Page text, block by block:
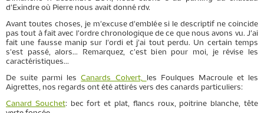
d'Exindre où Pierre nous avait donné rdv.
Avant toutes choses, je m'excuse d'emblée si le descriptif ne coincide
pas tout à fait avec l'ordre chronologique de ce que nous avons vu. J'ai
fait une fausse manip sur l'ordi et j'ai tout perdu. Un certain temps
s'est passé, alors... Remarquez, c'est bien pour moi, je révise les
caractéristiques...
De suite parmi lesCanards Colvert,
les Foulques Macroule et les
Aigrettes, nos regards ont été attirés vers des canards particuliers:
Canard Souchet: bec fort et plat, flancs roux, poitrine blanche, tête